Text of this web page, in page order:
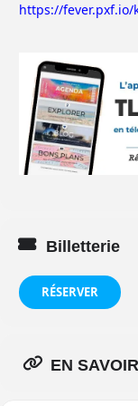
https://fever.pxf.io/
Billetterie
RÉSERVER
EN